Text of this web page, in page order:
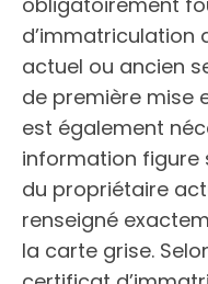
d’immatriculation
actuel ou ancien
de première mise
est également
information figure
du propriétaire
renseigné
la carte grise.